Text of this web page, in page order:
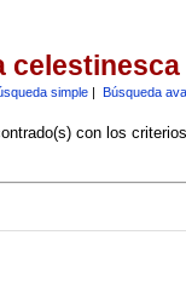
celestinesca
simple| Búsqueda
con los